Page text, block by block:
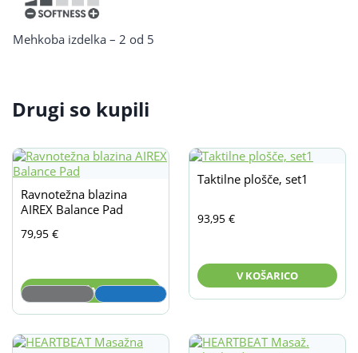
Mehkoba izdelka – 2 od 5
Drugi so kupili
Ravnotežna blazina
AIREX Balance Pad
79,95 €
V KOŠARICO
Taktilne plošče, set1
93,95 €
V KOŠARICO